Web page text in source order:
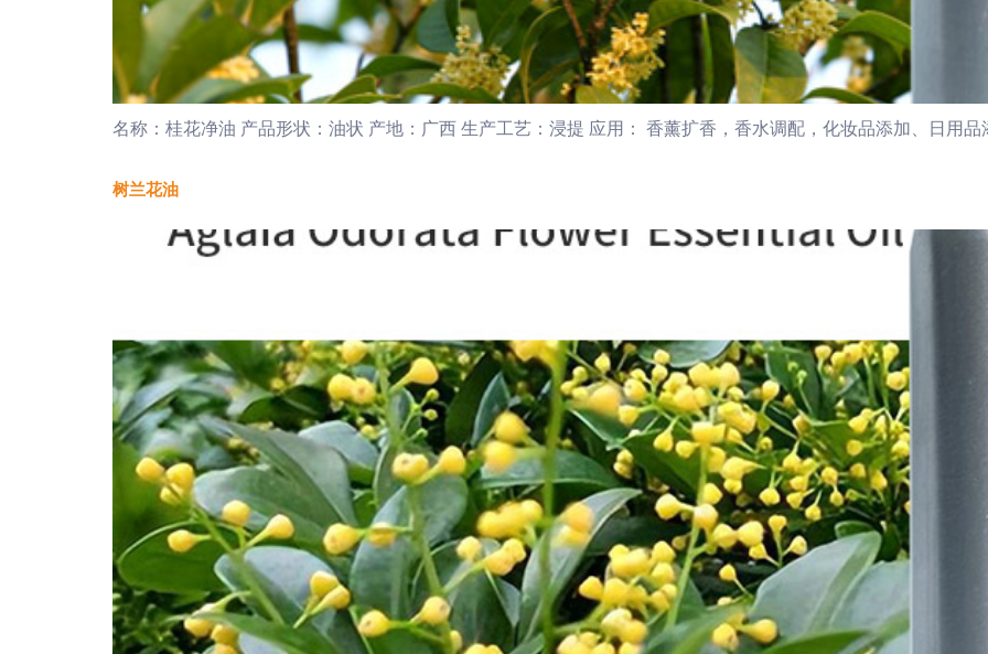
名称：桂花净油 产品形状：油状 产地：广西 生产工艺：浸提 应用： 香薰扩香，香水调配，化妆品添加、日用
树兰花油